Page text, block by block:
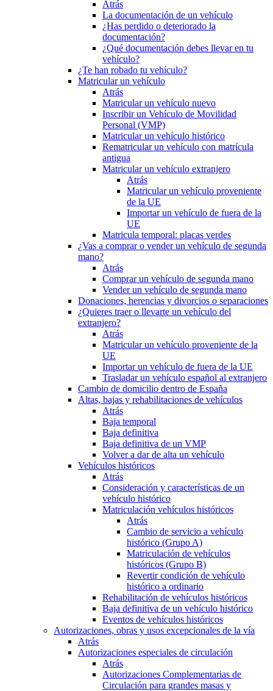
Atrás
La documentación de un vehículo
¿Has perdido o deteriorado la
documentación?
¿Qué documentación debes llevar en tu
vehículo?
¿Te han robado tu vehículo?
Matricular un vehículo
Atrás
Matricular un vehículo nuevo
Inscribir un Vehículo de Movilidad
Personal (VMP)
Matricular un vehículo histórico
Rematricular un vehículo con matrícula
antigua
Matricular un vehículo extranjero
Atrás
Matricular un vehículo proveniente
de la UE
Importar un vehículo de fuera de la
UE
Matricula temporal: placas verdes
¿Vas a comprar o vender un vehículo de segunda
mano?
Atrás
Comprar un vehículo de segunda mano
Vender un vehículo de segunda mano
Donaciones, herencias y divorcios o separaciones
¿Quieres traer o llevarte un vehículo del
extranjero?
Atrás
Matricular un vehículo proveniente de la
UE
Importar un vehículo de fuera de la UE
Trasladar un vehículo español al extranjero
Cambio de domicilio dentro de España
Altas, bajas y rehabilitaciones de vehículos
Atrás
Baja temporal
Baja definitiva
Baja definitiva de un VMP
Volver a dar de alta un vehículo
Vehículos históricos
Atrás
Consideración y características de un
vehículo histórico
Matriculación vehículos históricos
Atrás
Cambio de servicio a vehículo
histórico (Grupo A)
Matriculación de vehículos
históricos (Grupo B)
Revertir condición de vehículo
histórico a ordinario
Rehabilitación de vehículos históricos
Baja definitiva de un vehículo histórico
Eventos de vehículos históricos
Autorizaciones, obras y usos excepcionales de la vía
Atrás
Autorizaciones especiales de circulación
Atrás
Autorizaciones Complementarias de
Circulación para grandes masas y